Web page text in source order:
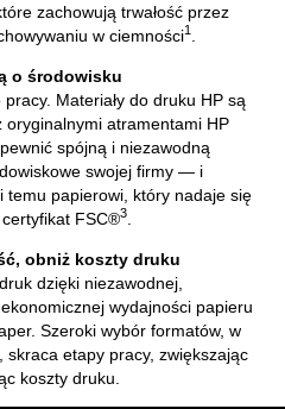
zachowują trwałość przez
w ciemności1
o środowisku
Materiały do druku HP są
oryginalnymi atramentami HP
spójną i niezawodną
swojej firmy — i
papierowi, który nadaje się
FSC®3
obniż koszty druku
dzięki niezawodnej,
wydajności papieru
Szeroki wybór formatów, w
etapy pracy, zwiększając
koszty druku.